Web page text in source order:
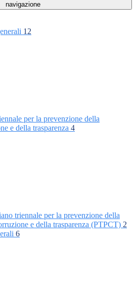
navigazione
12
per la prevenzione della
e della trasparenza 4
triennale per la prevenzione della
e della trasparenza (PTPCT) 2
6